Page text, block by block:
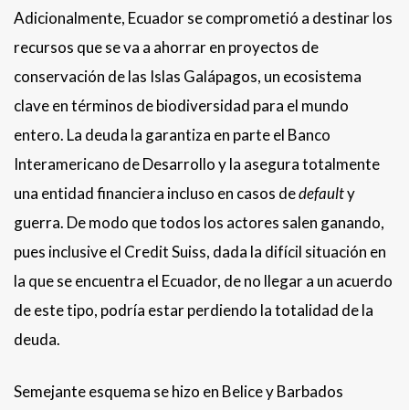
Adicionalmente, Ecuador se comprometió a destinar los
recursos que se va a ahorrar en proyectos de
conservación de las Islas Galápagos, un ecosistema
clave en términos de biodiversidad para el mundo
entero. La deuda la garantiza en parte el Banco
Interamericano de Desarrollo y la asegura totalmente
una entidad financiera incluso en casos dedefaulty
guerra. De modo que todos los actores salen ganando,
pues inclusive el Credit Suiss, dada la difícil situación en
la que se encuentra el Ecuador, de no llegar a un acuerdo
de este tipo, podría estar perdiendo la totalidad de la
deuda.
Semejante esquema se hizo en Belice y Barbados